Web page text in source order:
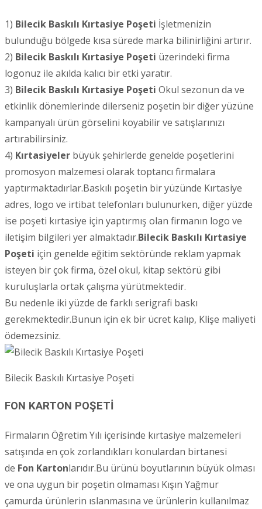
1) Bilecik Baskılı Kırtasiye Poşeti İşletmenizin
bulunduğu bölgede kısa sürede marka bilinirliğini artırır.
2) Bilecik Baskılı Kırtasiye Poşeti üzerindeki firma
logonuz ile akılda kalıcı bir etki yaratır.
3) Bilecik Baskılı Kırtasiye Poşeti Okul sezonun da ve
etkinlik dönemlerinde dilerseniz poşetin bir diğer yüzüne
kampanyalı ürün görselini koyabilir ve satışlarınızı
artırabilirsiniz.
4) Kırtasiyeler büyük şehirlerde genelde poşetlerini
promosyon malzemesi olarak toptancı firmalara
yaptırmaktadırlar.Baskılı poşetin bir yüzünde Kırtasiye
adres, logo ve irtibat telefonları bulunurken, diğer yüzde
ise poşeti kırtasiye için yaptırmış olan firmanın logo ve
iletişim bilgileri yer almaktadır.Bilecik Baskılı Kırtasiye
Poşeti için genelde eğitim sektöründe reklam yapmak
isteyen bir çok firma, özel okul, kitap sektörü gibi
kuruluşlarla ortak çalışma yürütmektedir.
Bu nedenle iki yüzde de farklı serigrafi baskı
gerekmektedir.Bunun için ek bir ücret kalıp, Klişe maliyeti
ödemezsiniz.
Bilecik Baskılı Kırtasiye Poşeti
FON KARTON POŞETİ
Firmaların Öğretim Yılı içerisinde kırtasiye malzemeleri
satışında en çok zorlandıkları konulardan birtanesi
de Fon Kartonlarıdır.Bu ürünü boyutlarının büyük olması
ve ona uygun bir poşetin olmaması Kışın Yağmur
çamurda ürünlerin ıslanmasına ve ürünlerin kullanılmaz